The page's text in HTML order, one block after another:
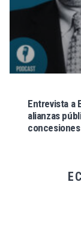
Entrevista a
alianzas
concesiones